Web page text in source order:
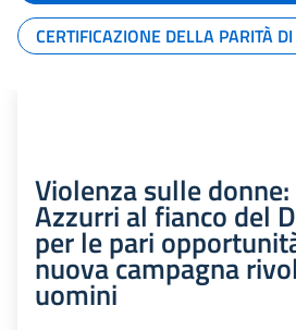
CERTIFICAZIONE DELLA PARITÀ
Violenza sulle donne:
Azzurri al fianco del
per le pari
nuova campagna
uomini